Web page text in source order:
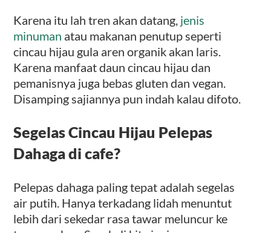
Karena itu lah tren akan datang, jenis
minuman atau makanan penutup seperti
cincau hijau gula aren organik akan laris.
Karena manfaat daun cincau hijau dan
pemanisnya juga bebas gluten dan vegan.
Disamping sajiannya pun indah kalau difoto.
Segelas Cincau Hijau Pelepas
Dahaga di cafe?
Pelepas dahaga paling tepat adalah segelas
air putih. Hanya terkadang lidah menuntut
lebih dari sekedar rasa tawar meluncur ke